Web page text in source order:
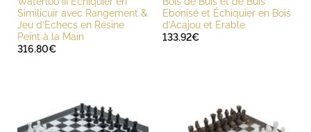
Similicuir avec Rangement &
Jeu d’Echecs en Résine
Peint à la Main
316.80€
Ebonisé et Échiquier en Bois
d’Acajou et Erable
133.92€